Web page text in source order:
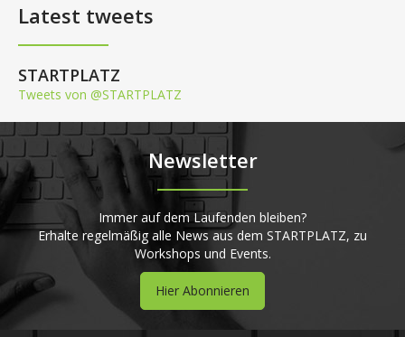
Latest tweets
STARTPLATZ
Tweets von @STARTPLATZ
Newsletter
Immer auf dem Laufenden bleiben?
Erhalte regelmäßig alle News aus dem STARTPLATZ, zu
Workshops und Events.
Hier Abonnieren